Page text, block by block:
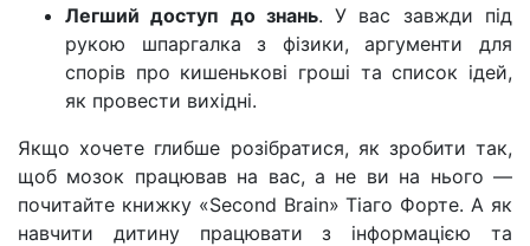
Легший доступ до знань. У вас завжди під
рукою шпаргалка з фізики, аргументи для
спорів про кишенькові гроші та список ідей,
як провести вихідні.
Якщо хочете глибше розібратися, як зробити так,
щоб мозок працював на вас, а не ви на нього —
почитайте книжку «Second Brain» Тіаго Форте. А як
навчити дитину працювати з інформацією та